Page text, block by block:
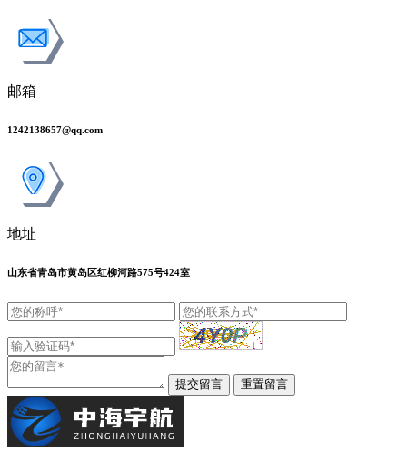
邮箱
1242138657@qq.com
地址
山东省青岛市黄岛区红柳河路575号424室